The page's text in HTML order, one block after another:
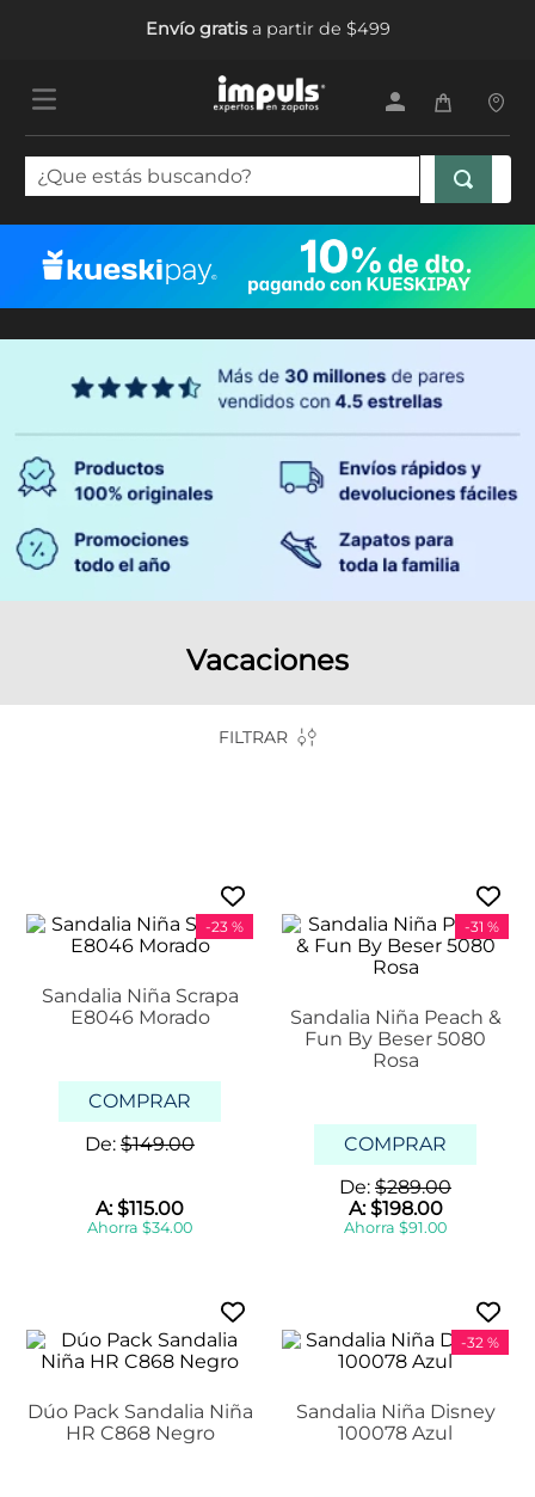
Envío gratisa partir de $499
¿Que estás buscando?
Vacaciones
FILTRAR
-23 %
Sandalia Niña Scrapa
E8046 Morado
COMPRAR
De: $149.00
A:$115.00
Ahorra $34.00
-31 %
Sandalia Niña Peach &
Fun By Beser 5080
Rosa
COMPRAR
De: $289.00
A:$198.00
Ahorra $91.00
Dúo Pack Sandalia Niña
HR C868 Negro
-32 %
Sandalia Niña Disney
100078 Azul
1.
tenis mujer
botas mujer
5. tenis